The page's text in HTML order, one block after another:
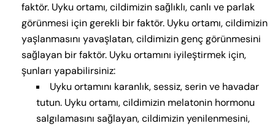
faktör. Uyku ortamı, cildimizin sağlıklı, canlı ve parlak
görünmesi için gerekli bir faktör. Uyku ortamı, cildimizin
yaşlanmasını yavaşlatan, cildimizin genç görünmesini
sağlayan bir faktör. Uyku ortamını iyileştirmek için,
şunları yapabilirsiniz:
Uyku ortamını karanlık, sessiz, serin ve havadar
tutun. Uyku ortamı, cildimizin melatonin hormonu
salgılamasını sağlayan, cildimizin yenilenmesini,